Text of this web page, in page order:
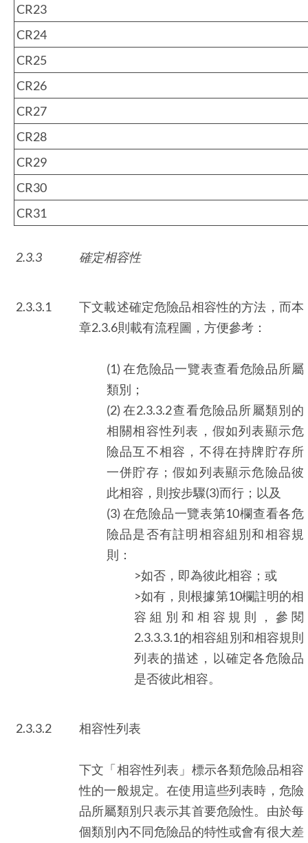
CR23
CR24
CR25
CR26
CR27
CR28
CR29
CR30
CR31
2.3.3 確定相容性
2.3.3.1
下文載述確定危險品相容性的方法，而本
章2.3.6則載有流程圖，方便參考：
(1) 在危險品一覽表查看危險品所屬
類別；
(2) 在2.3.3.2查看危險品所屬類別的
相關相容性列表，假如列表顯示危
險品互不相容，不得在持牌貯存所
一併貯存；假如列表顯示危險品彼
此相容，則按步驟(3)而行；以及
(3) 在危險品一覽表第10欄查看各危
險品是否有註明相容組別和相容規
則：
>如否，即為彼此相容；或
>如有，則根據第10欄註明的相
容組別和相容規則，參閱
2.3.3.3.1的相容組別和相容規則
列表的描述，以確定各危險品
是否彼此相容。
2.3.3.2 相容性列表
下文「相容性列表」標示各類危險品相容
性的一般規定。在使用這些列表時，危險
品所屬類別只表示其首要危險性。由於每
個類別內不同危險品的特性或會有很大差